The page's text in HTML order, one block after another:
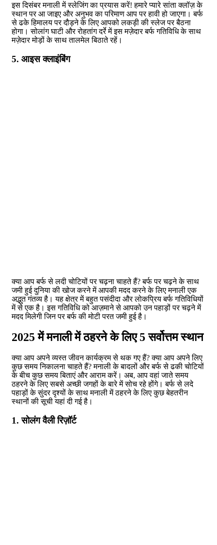
इस दिसंबर मनाली में स्लेजिंग का प्रयास करें! हमारे प्यारे सांता क्लॉज़ के
स्थान पर आ जाइए और अनुभव का परिमाण आप पर हावी हो जाएगा। बर्फ
से ढके हिमालय पर दौड़ने के लिए आपको लकड़ी की स्लेज पर बैठना
होगा। सोलांग घाटी और रोहतांग दर्रे में इस मज़ेदार बर्फ गतिविधि के साथ
मज़ेदार मोड़ों के साथ तालमेल बिठाते रहें।
5. आइस क्लाइंबिंग
क्या आप बर्फ से लदी चोटियों पर चढ़ना चाहते हैं? बर्फ पर चढ़ने के साथ
जमी हुई दुनिया की खोज करने में आपकी मदद करने के लिए मनाली एक
अद्भुत गंतव्य है। यह क्षेत्र में बहुत पसंदीदा और लोकप्रिय बर्फ गतिविधियों
में से एक है। इस गतिविधि को आज़माने से आपको उन पहाड़ों पर चढ़ने में
मदद मिलेगी जिन पर बर्फ की मोटी परत जमी हुई है।
2025 में मनाली में ठहरने के लिए 5 सर्वोत्तम स्थान
क्या आप अपने व्यस्त जीवन कार्यक्रम से थक गए हैं? क्या आप अपने लिए
कुछ समय निकालना चाहते हैं? मनाली के बादलों और बर्फ से ढकी चोटियों
के बीच कुछ समय बिताएं और आराम करें। अब, आप वहां जाते समय
ठहरने के लिए सबसे अच्छी जगहों के बारे में सोच रहे होंगे। बर्फ से लदे
पहाड़ों के सुंदर दृश्यों के साथ मनाली में ठहरने के लिए कुछ बेहतरीन
स्थानों की सूची यहां दी गई है।
1. सोलंग वैली रिज़ॉर्ट